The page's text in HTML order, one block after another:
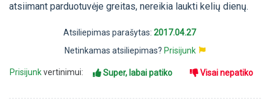
atsiimant parduotuvėje greitas, nereikia laukti kelių dienų.
Atsiliepimas parašytas: 2017.04.27
Netinkamas atsiliepimas? Prisijunk
Prisijunkvertinimui: Super, labai patiko Visai nepatiko